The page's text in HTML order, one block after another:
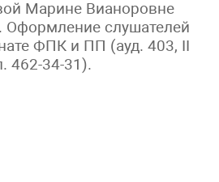
Марине Вианоровне
Оформление слушателей
ФПК и ПП (ауд. 403, II
462-34-31).